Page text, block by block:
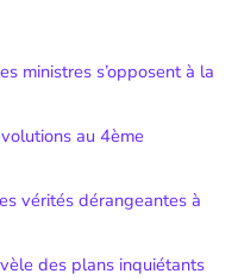
ministres s’opposent à la
au 4ème
vérités dérangeantes à
des plans inquiétants